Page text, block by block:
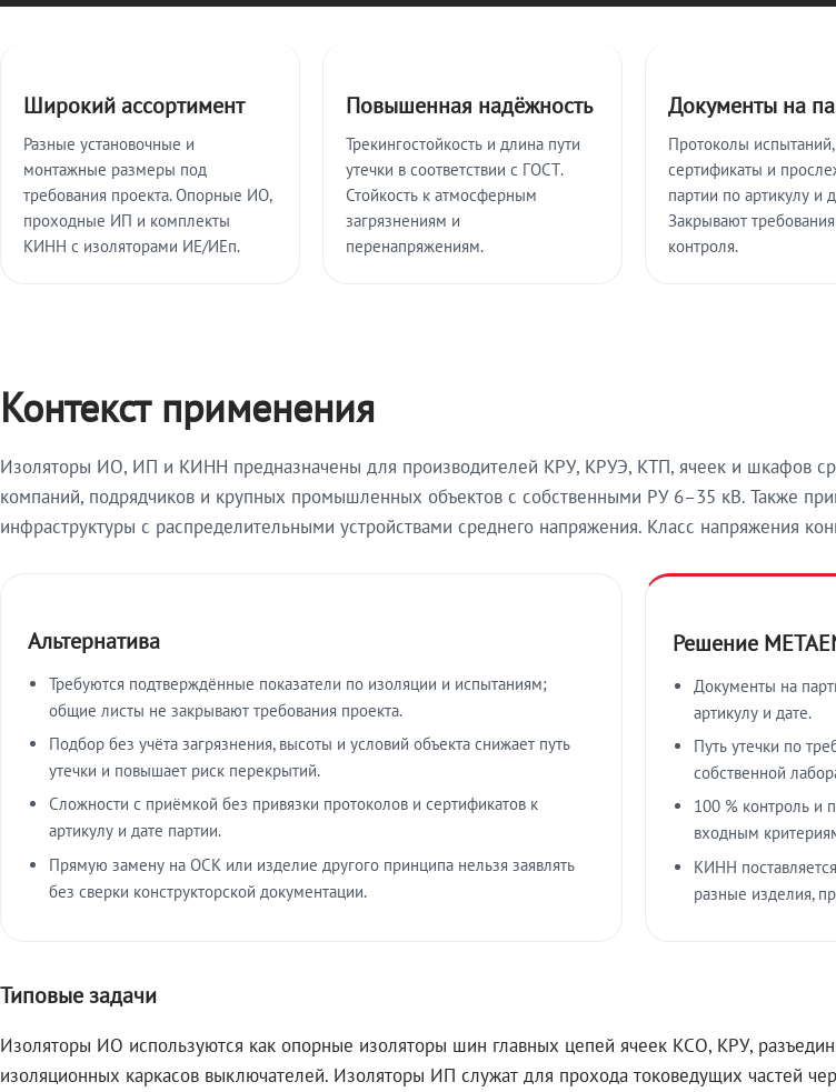
Широкий ассортимент
Разные установочные и
монтажные размеры под
требования проекта. Опорные ИО,
проходные ИП и комплекты
КИНН с изоляторами ИЕ/ИЕп.
Повышенная надёжность
Трекингостойкость и длина пути
утечки в соответствии с ГОСТ.
Стойкость к атмосферным
загрязнениям и
перенапряжениям.
Документы на
Протоколы испытаний,
сертификаты и
партии по артикулу и
Закрывают
контроля.
Контекст применения
Изоляторы ИО, ИП и КИНН предназначены для производителей КРУ, КРУЭ, КТП, ячеек и шкафов
компаний, подрядчиков и крупных промышленных объектов с собственными РУ 6–35 кВ. Также
инфраструктуры с распределительными устройствами среднего напряжения. Класс напряжения
Альтернатива
Требуются подтверждённые показатели по изоляции и испытаниям;
общие листы не закрывают требования проекта.
Подбор без учёта загрязнения, высоты и условий объекта снижает путь
утечки и повышает риск перекрытий.
Сложности с приёмкой без привязки протоколов и сертификатов к
артикулу и дате партии.
Прямую замену на ОСК или изделие другого принципа нельзя заявлять
без сверки конструкторской документации.
Решение
Документы на
артикулу и дате.
Путь утечки по
собственной
100 % контроль и
входным
КИНН
разные изделия,
Типовые задачи
Изоляторы ИО используются как опорные изоляторы шин главных цепей ячеек КСО, КРУ,
изоляционных каркасов выключателей. Изоляторы ИП служат для прохода токоведущих частей